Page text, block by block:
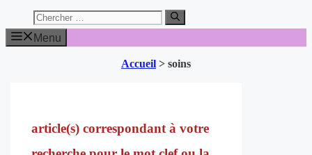
Chercher:
Menu
Accueil > soins